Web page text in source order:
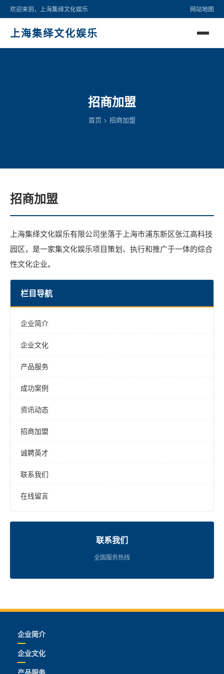
欢迎来到，上海集绎文化娱乐 网站地图
上海集绎文化娱乐
招商加盟
首页 > 招商加盟
招商加盟
上海集绎文化娱乐有限公司坐落于上海市浦东新区张江高科技
园区，是一家集文化娱乐项目策划、执行和推广于一体的综合
性文化企业。
栏目导航
企业简介
企业文化
产品服务
成功案例
资讯动态
招商加盟
诚聘英才
联系我们
在线留言
联系我们
全国服务热线
企业简介
企业文化
产品服务